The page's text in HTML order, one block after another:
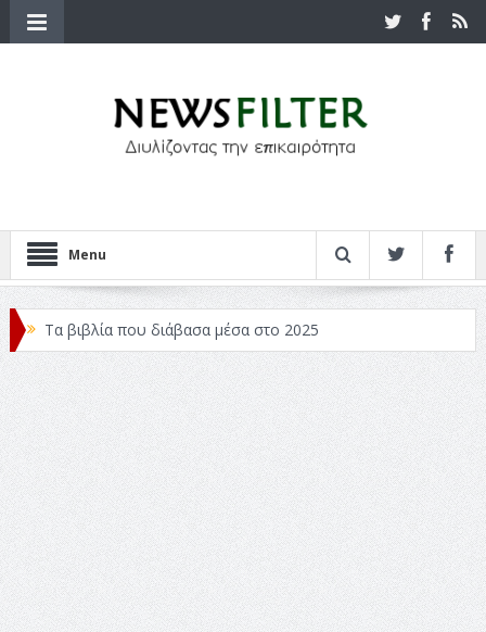
Menu
Τα βιβλία που διάβασα μέσα στο 2025
Κριτικές ταινιών: Ο Ντι Κάπριο και ο Λάνθιμος
Σχεδιασμός που «Μιλάει» Χωρίς Λέξεις
Σπιρτόκουτο: η απόλυτη αντισυμβατική καλοκαιρινή
ταινία
Το Top 5 της εβδομάδας #517
Το νουάρ στον ελληνικό κινηματογράφο
Η Φροντίδα Έχει Πολλές Μορφές: Κι Όλες Σε Αφορούν